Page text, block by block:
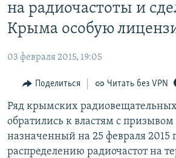
главной
Вернутся
поиску
КАРТА ВОЕННЫХ ОБЪЕКТОВ КРЫМА
ИСТОРИЯ
ИНТЕРАКТИВ
ИНФОГРАФИКА
ТЕЛЕПРОЕКТ КРЫМ.РЕАЛИИ
СОВЕТЫ ПРАВОЗАЩИТНИКОВ
ПРОПАВШИЕ БЕЗ ВЕСТИ
РАДІО СВОБОДА
КАК ОБОЙТИ БЛОКИРОВКУ
Українською
Qırımtatar
на радиочастоты и
Крыма особую
03 февраля 2015, 19:05
Поделиться Читать без VPN
Ряд крымских
обратились к властям с
назначенный на 25 февраля 2015
распределению радиочастот на